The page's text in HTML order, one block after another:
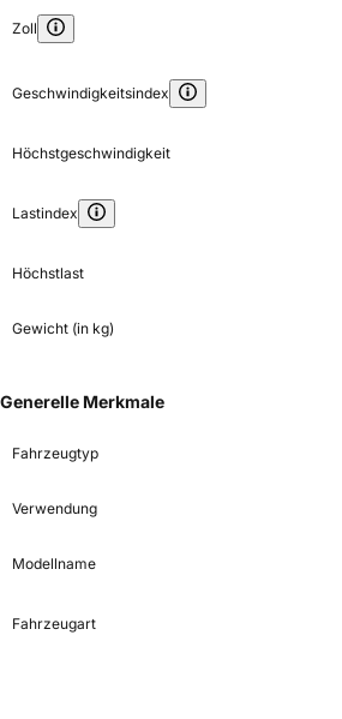
Zoll
Geschwindigkeitsindex
Höchstgeschwindigkeit
Lastindex
Höchstlast
Gewicht (in kg)
Generelle Merkmale
Fahrzeugtyp
Verwendung
Modellname
Fahrzeugart